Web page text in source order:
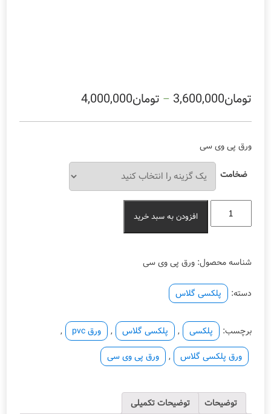
تومان3,600,000
– تومان4,000,000
ورق پی وی سی
ضخامت
وی
عدد
افزودن به سبد خرید
شناسه محصول:ورق پی وی سی
دسته: پلکسی گلاس
برچسب: پلکسی , پلکسی گلاس , ورق pvc
,
ورق پلکسی گلاس
, ورق پی وی سی
توضیحات توضیحات تکمیلی